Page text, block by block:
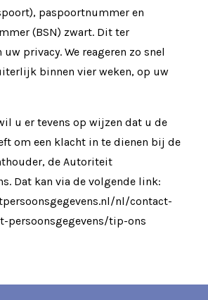
paspoortnummer en
(BSN) zwart. Dit ter
privacy. We reageren zo snel
binnen vier weken, op uw
u er tevens op wijzen dat u de
om een klacht in te dienen bij de
de Autoriteit
Dat kan via de volgende link:
nl/contact-
persoonsgegevens/tip-ons